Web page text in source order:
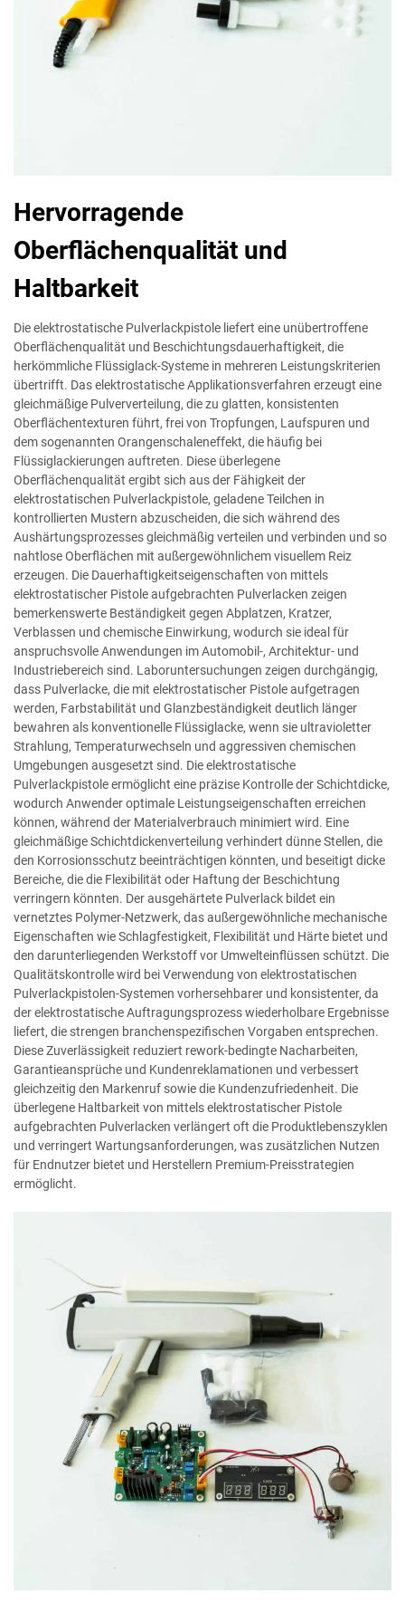
Hervorragende
Oberflächenqualität und
Haltbarkeit
Die elektrostatische Pulverlackpistole liefert eine unübertroffene
Oberflächenqualität und Beschichtungsdauerhaftigkeit, die
herkömmliche Flüssiglack-Systeme in mehreren Leistungskriterien
übertrifft. Das elektrostatische Applikationsverfahren erzeugt eine
gleichmäßige Pulververteilung, die zu glatten, konsistenten
Oberflächentexturen führt, frei von Tropfungen, Laufspuren und
dem sogenannten Orangenschaleneffekt, die häufig bei
Flüssiglackierungen auftreten. Diese überlegene
Oberflächenqualität ergibt sich aus der Fähigkeit der
elektrostatischen Pulverlackpistole, geladene Teilchen in
kontrollierten Mustern abzuscheiden, die sich während des
Aushärtungsprozesses gleichmäßig verteilen und verbinden und so
nahtlose Oberflächen mit außergewöhnlichem visuellem Reiz
erzeugen. Die Dauerhaftigkeitseigenschaften von mittels
elektrostatischer Pistole aufgebrachten Pulverlacken zeigen
bemerkenswerte Beständigkeit gegen Abplatzen, Kratzer,
Verblassen und chemische Einwirkung, wodurch sie ideal für
anspruchsvolle Anwendungen im Automobil-, Architektur- und
Industriebereich sind. Laboruntersuchungen zeigen durchgängig,
dass Pulverlacke, die mit elektrostatischer Pistole aufgetragen
werden, Farbstabilität und Glanzbeständigkeit deutlich länger
bewahren als konventionelle Flüssiglacke, wenn sie ultravioletter
Strahlung, Temperaturwechseln und aggressiven chemischen
Umgebungen ausgesetzt sind. Die elektrostatische
Pulverlackpistole ermöglicht eine präzise Kontrolle der Schichtdicke,
wodurch Anwender optimale Leistungseigenschaften erreichen
können, während der Materialverbrauch minimiert wird. Eine
gleichmäßige Schichtdickenverteilung verhindert dünne Stellen, die
den Korrosionsschutz beeinträchtigen könnten, und beseitigt dicke
Bereiche, die die Flexibilität oder Haftung der Beschichtung
verringern könnten. Der ausgehärtete Pulverlack bildet ein
vernetztes Polymer-Netzwerk, das außergewöhnliche mechanische
Eigenschaften wie Schlagfestigkeit, Flexibilität und Härte bietet und
den darunterliegenden Werkstoff vor Umwelteinflüssen schützt. Die
Qualitätskontrolle wird bei Verwendung von elektrostatischen
Pulverlackpistolen-Systemen vorhersehbarer und konsistenter, da
der elektrostatische Auftragungsprozess wiederholbare Ergebnisse
liefert, die strengen branchenspezifischen Vorgaben entsprechen.
Diese Zuverlässigkeit reduziert rework-bedingte Nacharbeiten,
Garantieansprüche und Kundenreklamationen und verbessert
gleichzeitig den Markenruf sowie die Kundenzufriedenheit. Die
überlegene Haltbarkeit von mittels elektrostatischer Pistole
aufgebrachten Pulverlacken verlängert oft die Produktlebenszyklen
und verringert Wartungsanforderungen, was zusätzlichen Nutzen
für Endnutzer bietet und Herstellern Premium-Preisstrategien
ermöglicht.